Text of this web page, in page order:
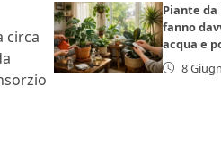
circa
Piante
fanno
acqua e
8